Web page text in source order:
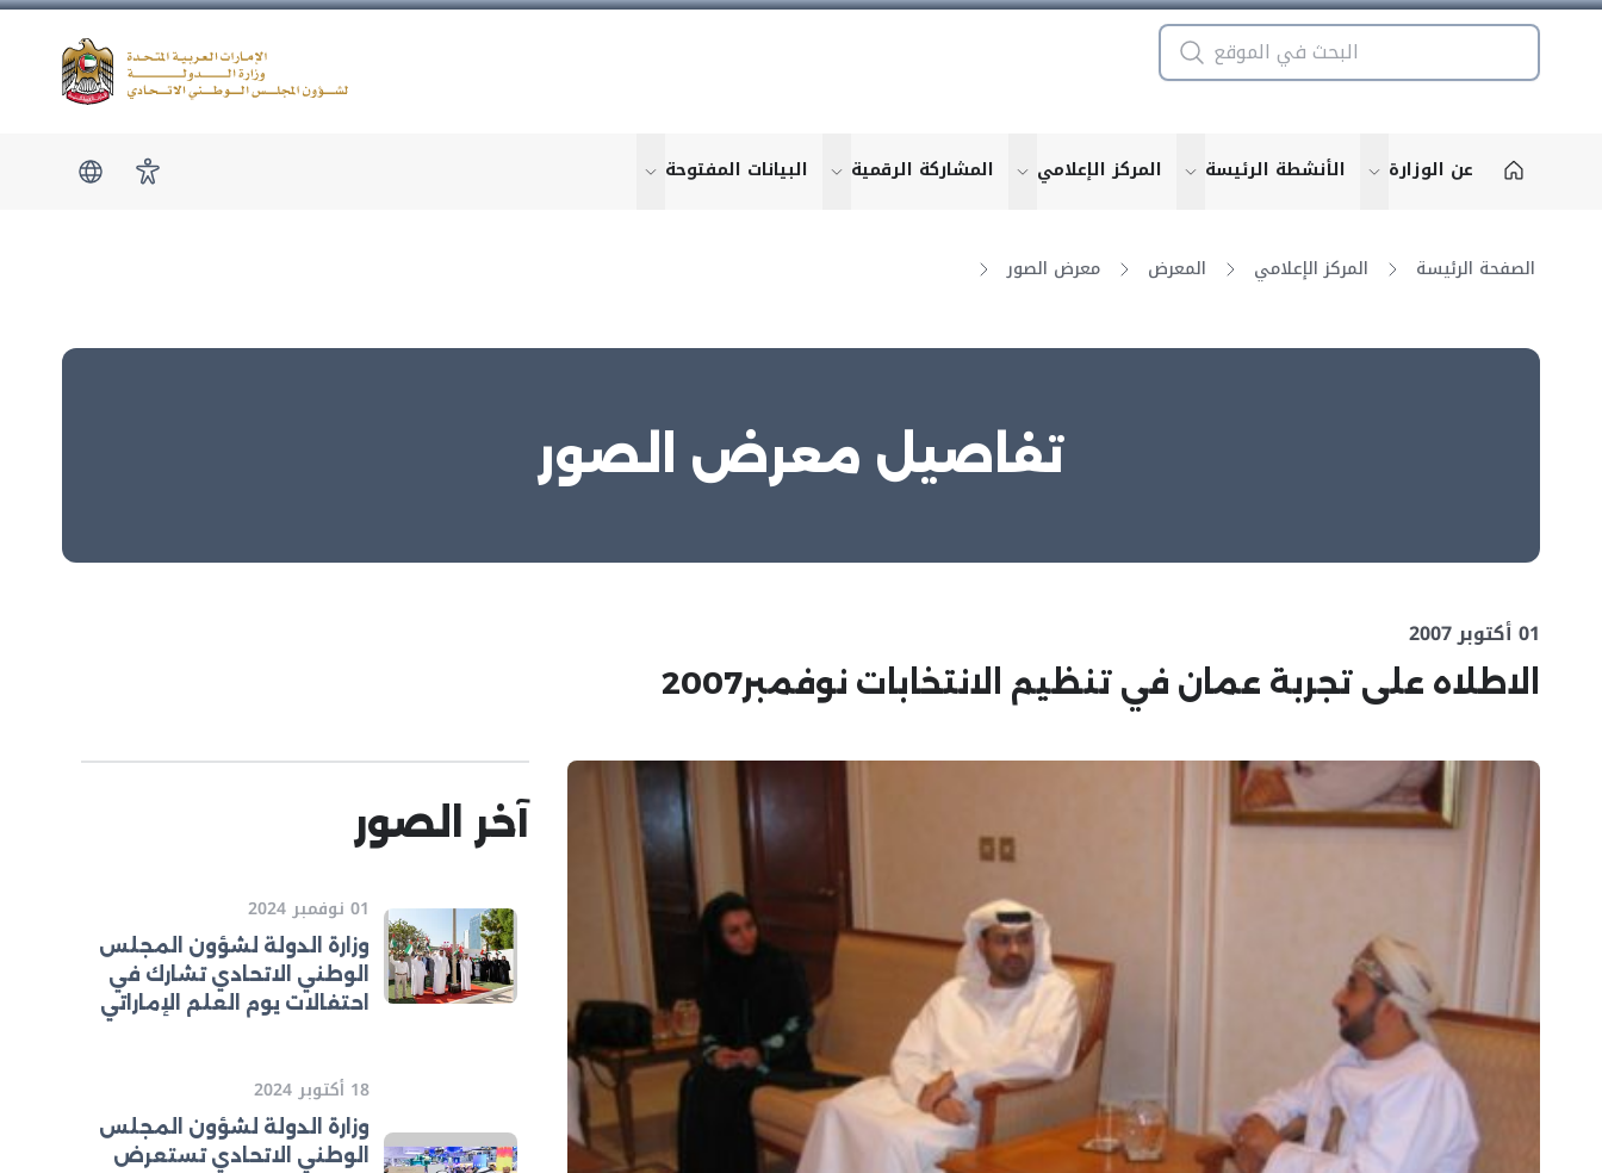
عن الوزارة show submenu for "More"
الأنشطة الرئيسة show submenu for "More"
المركز الإعلامي show submenu for "More"
المشاركة الرقمية show submenu for "More"
البيانات المفتوحة show submenu for "More" امكانية الوصول
الصفحة الرئيسة المركز الإعلامي المعرض معرض الصور
تفاصيل معرض الصور
01 أكتوبر 2007
الاطلاه على تجربة عمان في تنظيم الانتخابات نوفمبر2007
آخر الصور
01 نوفمبر 2024
وزارة الدولة لشؤون المجلس
الوطني الاتحادي تشارك في
احتفالات يوم العلم الإماراتي
18 أكتوبر 2024
وزارة الدولة لشؤون المجلس
الوطني الاتحادي تستعرض